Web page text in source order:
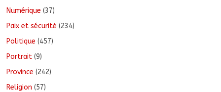
Numérique (37)
Paix et sécurité (234)
Politique (457)
Portrait (9)
Province (242)
Religion (57)